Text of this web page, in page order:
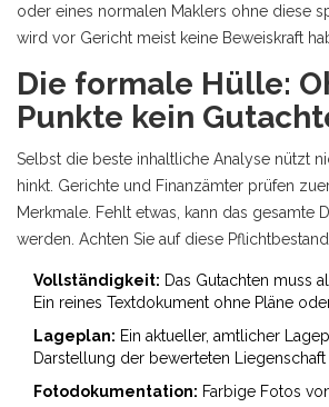
oder eines normalen Maklers ohne diese
wird vor Gericht meist keine Beweiskraft
Die formale Hülle:
Punkte kein
Selbst die beste inhaltliche Analyse nützt
hinkt. Gerichte und Finanzämter prüfen
Merkmale. Fehlt etwas, kann das gesamte
werden. Achten Sie auf diese
Vollständigkeit: Das Gutachten muss
Ein reines Textdokument ohne Pläne
Lageplan: Ein aktueller, amtlicher
Darstellung der bewerteten
Fotodokumentation: Farbige Fotos